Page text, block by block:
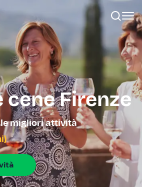
cene Firenze
migliori attività